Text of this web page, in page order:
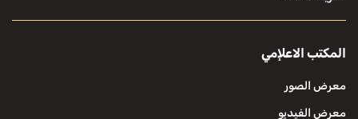
المكتب الاعلإمي
معرض الصور
معرض الفيديو